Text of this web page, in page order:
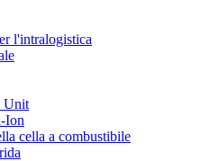
l'intralogistica
Unit
Ion
cella a combustibile